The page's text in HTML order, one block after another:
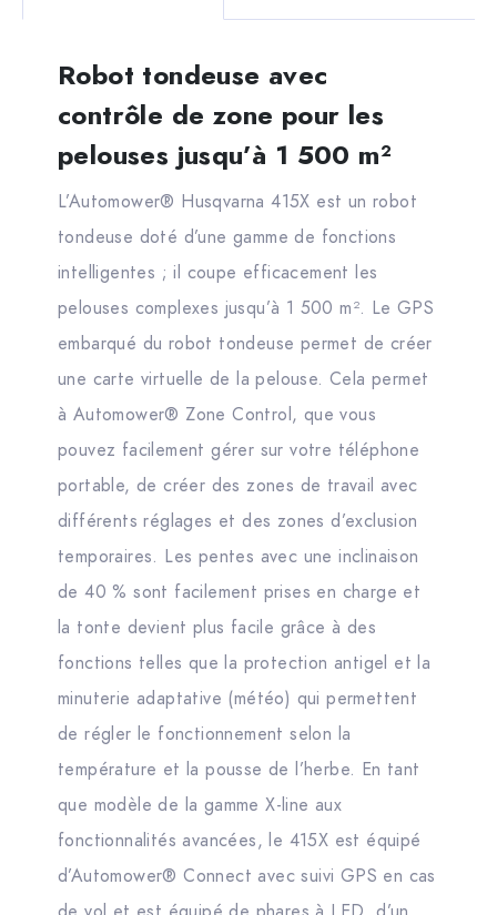
Robot tondeuse avec
contrôle de zone pour les
pelouses jusqu’à 1 500 m²
L’Automower® Husqvarna 415X est un robot
tondeuse doté d’une gamme de fonctions
intelligentes ; il coupe efficacement les
pelouses complexes jusqu’à 1 500 m². Le GPS
embarqué du robot tondeuse permet de créer
une carte virtuelle de la pelouse. Cela permet
à Automower® Zone Control, que vous
pouvez facilement gérer sur votre téléphone
portable, de créer des zones de travail avec
différents réglages et des zones d’exclusion
temporaires. Les pentes avec une inclinaison
de 40 % sont facilement prises en charge et
la tonte devient plus facile grâce à des
fonctions telles que la protection antigel et la
minuterie adaptative (météo) qui permettent
de régler le fonctionnement selon la
température et la pousse de l’herbe. En tant
que modèle de la gamme X-line aux
fonctionnalités avancées, le 415X est équipé
d’Automower® Connect avec suivi GPS en cas